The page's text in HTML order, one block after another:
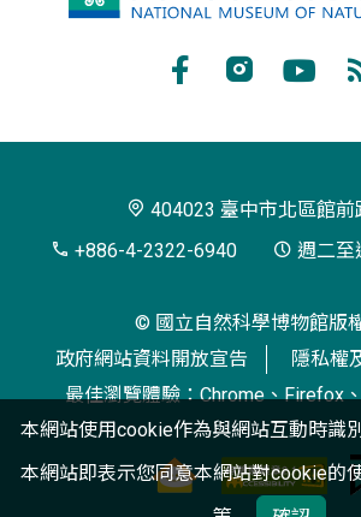
博
404023 臺中市北區館前
+886-4-2322-6940
週二至
© 國立自然科學博物館版
政府網站資料開放宣告
隱私權
最佳瀏覽體驗：Chrome、Firefox
本網站使用cookie作為與網站互動時識
本網站即表示您同意本網站對cookie的